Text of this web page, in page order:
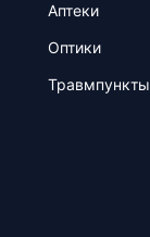
Аптеки
Оптики
Травмпункты